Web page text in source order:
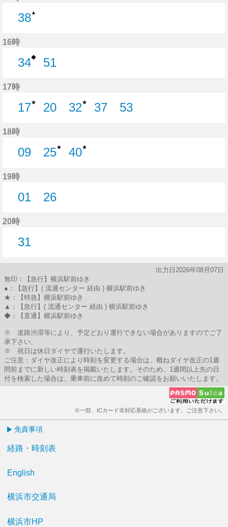
38▲
16時
34◆
51
17時
17★
20
32★
37
53
18時
09
25★
40★
19時
01
26
20時
31
出力日2026年08月07日
無印：【急行】横浜駅前ゆき
●：【急行】( 流通センター 経由 ) 横浜駅前ゆき
★：【特急】横浜駅前ゆき
▲：【急行】( 流通センター 経由 ) 横浜駅前ゆき
◆：【直通】横浜駅前ゆき
※ 道路渋滞等により、予定どおり運行できない場合がありますのでご了
承下さい。
※ 祝日は休日ダイヤで運行いたします。
ご注意：ダイヤ改正により時刻を変更する場合は、概ねダイヤ改正の1週
間前までに新しい時刻表を掲載いたします。そのため、1週間以上先の日
付を検索した場合は、乗車前に改めて時刻のご確認をお願いいたします。
※一部、ICカード非対応系統がございます。ご注意下さい。
免責事項
経路・時刻表
English
横浜市交通局
横浜市HP